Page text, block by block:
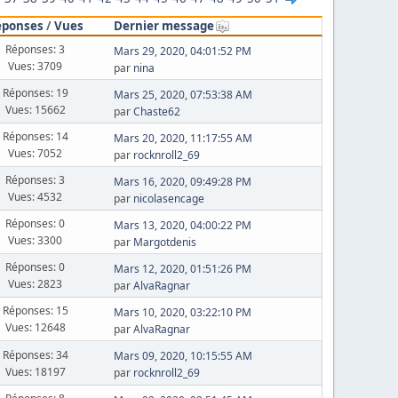
/Vues Dernier message
Réponses: 3
Vues: 3709
Mars 29, 2020, 04:01:52 PM
par nina
Réponses: 19
Vues: 15662
Mars 25, 2020, 07:53:38 AM
parChaste62
Réponses: 14
Vues: 7052
Mars 20, 2020, 11:17:55 AM
par rocknroll2_69
Réponses: 3
Vues: 4532
Mars 16, 2020, 09:49:28 PM
par nicolasencage
Réponses: 0
Vues: 3300
Mars 13, 2020, 04:00:22 PM
par Margotdenis
Réponses: 0
Vues: 2823
Mars 12, 2020, 01:51:26 PM
parAlvaRagnar
Réponses: 15
Vues: 12648
Mars 10, 2020, 03:22:10 PM
parAlvaRagnar
Réponses: 34
Vues: 18197
Mars 09, 2020, 10:15:55 AM
par rocknroll2_69